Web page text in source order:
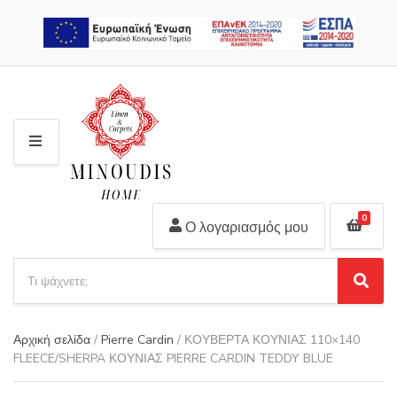
M
E
a
e
g
o
a
c
h
p
S
e
r
h
Ο λογαριασμός μου 0
Αρχική σελίδα / Pierre Cardin / ΚΟΥΒΕΡΤΑ ΚΟΥΝΙΑΣ 110×140
FLEECE/SHERPA ΚΟΥΝΙΑΣ PIERRE CARDIN TEDDY BLUE